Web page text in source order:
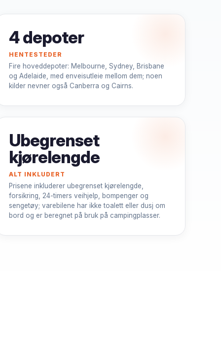
4 depoter
HENTESTEDER
Fire hoveddepoter: Melbourne, Sydney, Brisbane
og Adelaide, med enveisutleie mellom dem; noen
kilder nevner også Canberra og Cairns.
Ubegrenset
kjørelengde
ALT INKLUDERT
Prisene inkluderer ubegrenset kjørelengde,
forsikring, 24-timers veihjelp, bompenger og
sengetøy; varebilene har ikke toalett eller dusj om
bord og er beregnet på bruk på campingplasser.